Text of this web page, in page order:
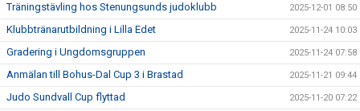
Träningstävling hos Stenungsunds judoklubb 2025-12-01 08:50
Klubbtränarutbildning i Lilla Edet 2025-11-24 10:03
Gradering i Ungdomsgruppen 2025-11-24 07:58
Anmälan till Bohus-Dal Cup 3 i Brastad 2025-11-21 09:44
Judo Sundvall Cup flyttad 2025-11-20 07:22